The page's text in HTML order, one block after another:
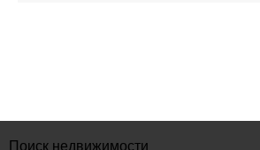
Поиск недвижимости